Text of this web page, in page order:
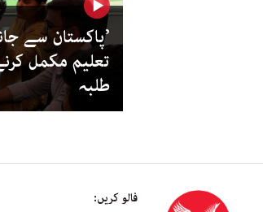
’پاکستان سے
تعلیم مکمل
طلبہ
فالو کریں: